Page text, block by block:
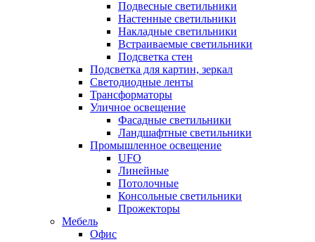
Подвесные светильники
Настенные светильники
Накладные светильники
Встраиваемые светильники
Подсветка стен
Подсветка для картин, зеркал
Светодиодные ленты
Трансформаторы
Уличное освещение
Фасадные светильники
Ландшафтные светильники
Промышленное освещение
UFO
Линейные
Потолочные
Консольные светильники
Прожекторы
Мебель
Офис